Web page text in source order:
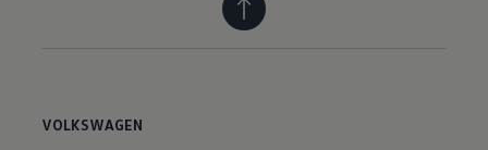
VOLKSWAGEN